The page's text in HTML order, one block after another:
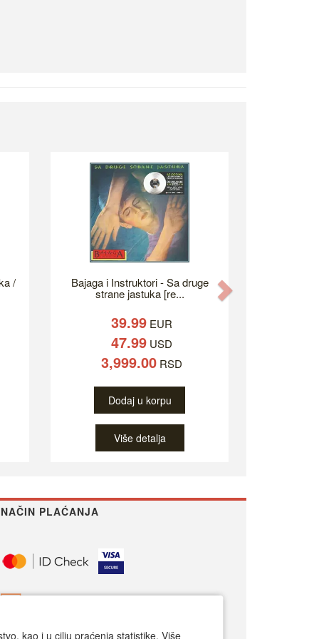
/ Bajaga i Instruktori - Sa druge
strane jastuka [re...
39.99EUR
47.99USD
3,999.00RSD
Dodaj u korpu
Više detalja
NAČIN PLAĆANJA
kao i u cilju praćenja statistike. Više